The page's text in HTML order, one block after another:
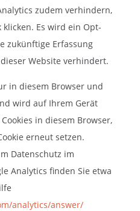
zudem verhindern,
Es wird ein Opt-
zukünftige Erfassung
Website verhindert.
in diesem Browser und
wird auf Ihrem Gerät
in diesem Browser,
erneut setzen.
Datenschutz im
Analytics finden Sie etwa
analytics/answer/